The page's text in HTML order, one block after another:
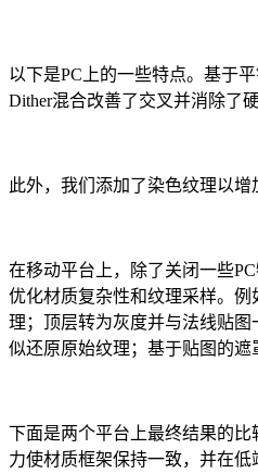
以下是PC上的一些特点。基于
Dither混合改善了交叉并消除了硬
此外，我们添加了染色纹理以增
在移动平台上，除了关闭一些
优化材质复杂性和纹理采样。
理；顶层转为灰度并与法线贴
似还原原始纹理；基于贴图的遮
下面是两个平台上最终结果的
力使材质框架保持一致，并在